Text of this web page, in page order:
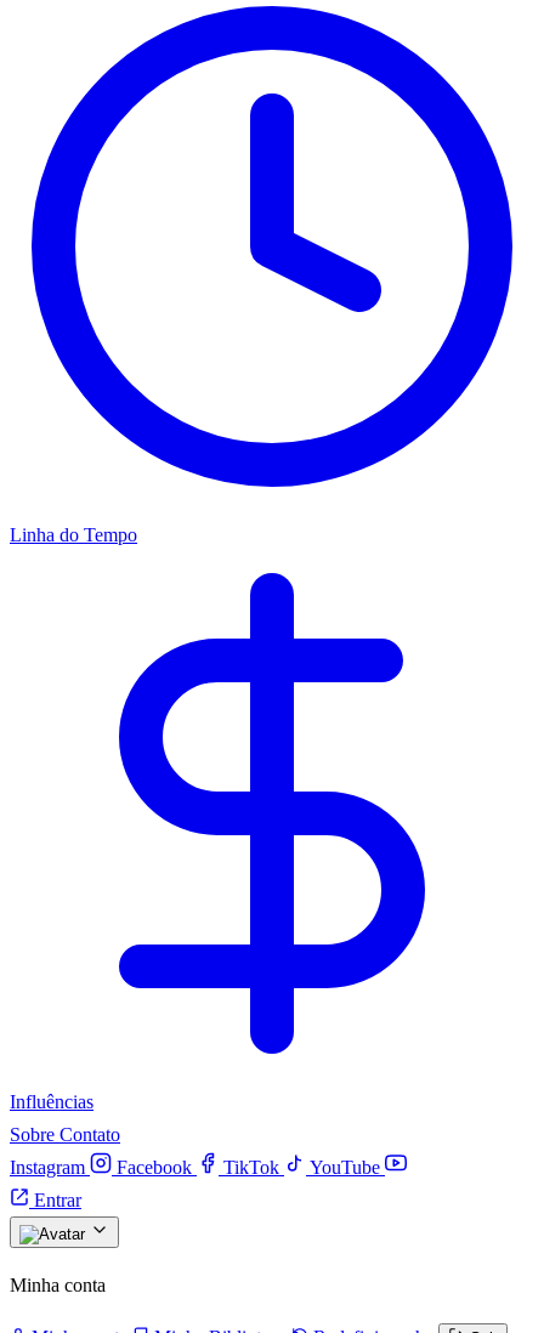
Linha do Tempo
Influências
Sobre Contato
Instagram
Facebook TikTok
YouTube
Entrar
Minha conta